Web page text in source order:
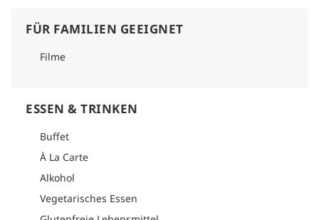
FÜR FAMILIEN GEEIGNET
Filme
ESSEN & TRINKEN
Buffet
À La Carte
Alkohol
Vegetarisches Essen